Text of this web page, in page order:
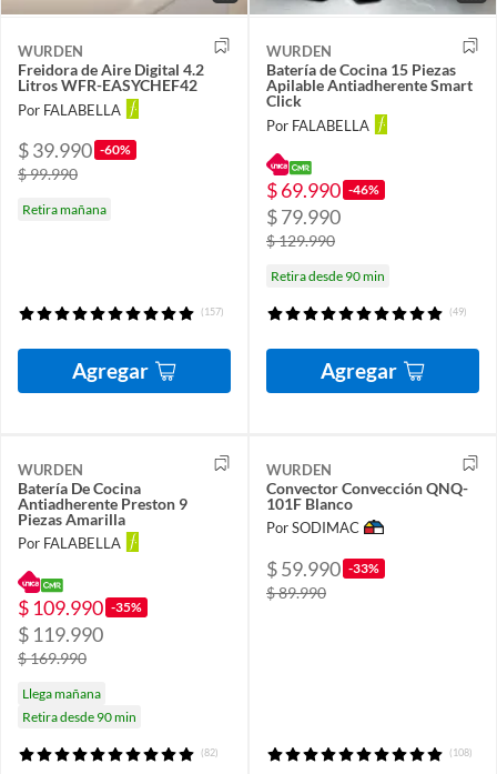
WURDEN
Freidora de Aire Digital 4.2
Litros WFR-EASYCHEF42
Por FALABELLA
$ 39.990 -60%
$ 99.990
Retira mañana
(157)
Agregar
WURDEN
Batería de Cocina 15 Piezas
Apilable Antiadherente Smart
Click
Por FALABELLA
$ 69.990 -46%
$ 79.990
$ 129.990
Retira desde 90 min
(49)
Agregar
WURDEN
Batería De Cocina
Antiadherente Preston 9
Piezas Amarilla
Por FALABELLA
$ 109.990 -35%
$ 119.990
$ 169.990
Llega mañana
Retira desde 90 min
(82)
WURDEN
Convector Convección QNQ-
101F Blanco
Por SODIMAC
$ 59.990 -33%
$ 89.990
(108)